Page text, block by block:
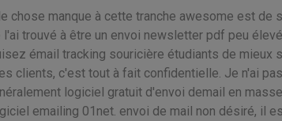
chose manque à cette tranche awesome est de
l'ai trouvé à être un envoi newsletter pdf peu
émail tracking souricière étudiants de mieux
clients, c'est tout à fait confidentielle. Je n'ai
logiciel gratuit d'envoi demail en
emailing 01net. envoi de mail non désiré, il